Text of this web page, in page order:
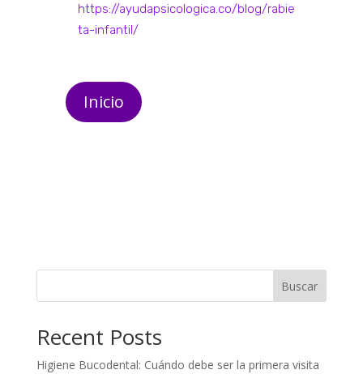
https://ayudapsicologica.co/blog/rabie
ta-infantil/
Inicio
Buscar
Recent Posts
Higiene Bucodental: Cuándo debe ser la primera visita